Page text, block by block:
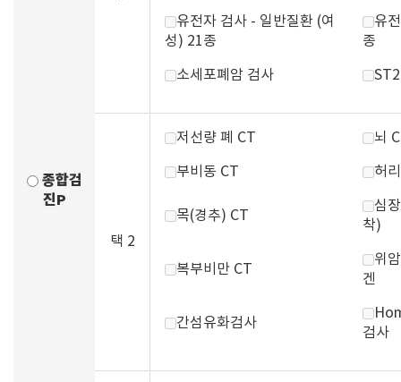
종합검
진P
유전자 검사 - 일반질환 (여
성) 21종
유
종
소세포폐암 검사
택 2
저선량 폐 CT 뇌
부비동 CT 허
목(경추) CT
심
착)
복부비만 CT
위
겐
간섬유화검사
검사